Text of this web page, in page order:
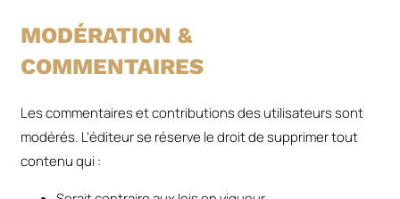
MODÉRATION &
COMMENTAIRES
Les commentaires et contributions des utilisateurs sont
modérés. L’éditeur se réserve le droit de supprimer tout
contenu qui :